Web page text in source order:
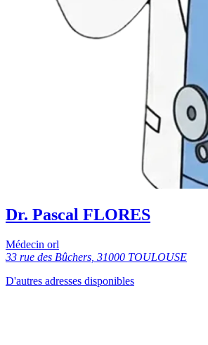
Dr. Pascal FLORES
Médecin orl
33 rue des Bûchers, 31000 TOULOUSE
D'autres adresses disponibles